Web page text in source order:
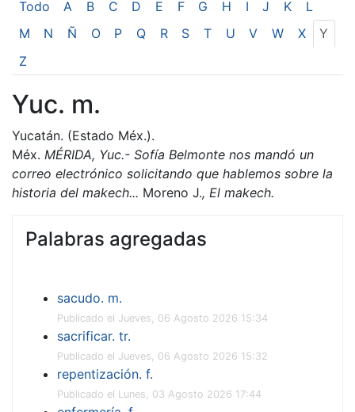
Todo A B C D E F G H I J K
L
M
N Ñ O P Q R S T U V W X
Y
Z
Yuc. m.
Yucatán. (Estado Méx.).
Méx. MÉRIDA, Yuc.- Sofía Belmonte nos mandó un
correo electrónico solicitando que hablemos sobre la
historia del makech... Moreno J., El makech.
Palabras agregadas
sacudo. m.
Publicado el Jueves, 06 Agosto 2026 15:34
sacrificar. tr.
Publicado el Jueves, 06 Agosto 2026 15:32
repentización. f.
Publicado el Lunes, 03 Agosto 2026 17:44